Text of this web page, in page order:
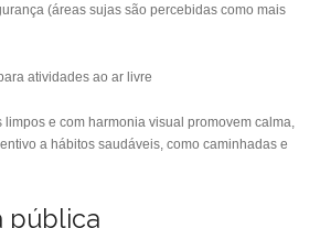
(áreas sujas são percebidas como mais
atividades ao ar livre
e com harmonia visual promovem calma,
a hábitos saudáveis, como caminhadas e
pública